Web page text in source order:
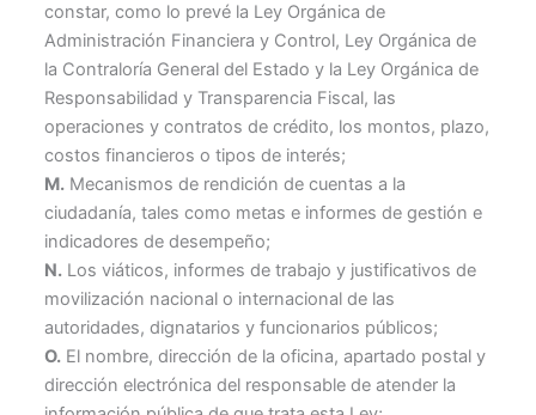
constar, como lo prevé la Ley Orgánica de
Administración Financiera y Control, Ley Orgánica de
la Contraloría General del Estado y la Ley Orgánica de
Responsabilidad y Transparencia Fiscal, las
operaciones y contratos de crédito, los montos, plazo,
costos financieros o tipos de interés;
M. Mecanismos de rendición de cuentas a la
ciudadanía, tales como metas e informes de gestión e
indicadores de desempeño;
N. Los viáticos, informes de trabajo y justificativos de
movilización nacional o internacional de las
autoridades, dignatarios y funcionarios públicos;
O. El nombre, dirección de la oficina, apartado postal y
dirección electrónica del responsable de atender la